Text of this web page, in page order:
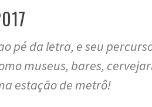
pé da letra, e seu
museus, bares,
estação de metrô!